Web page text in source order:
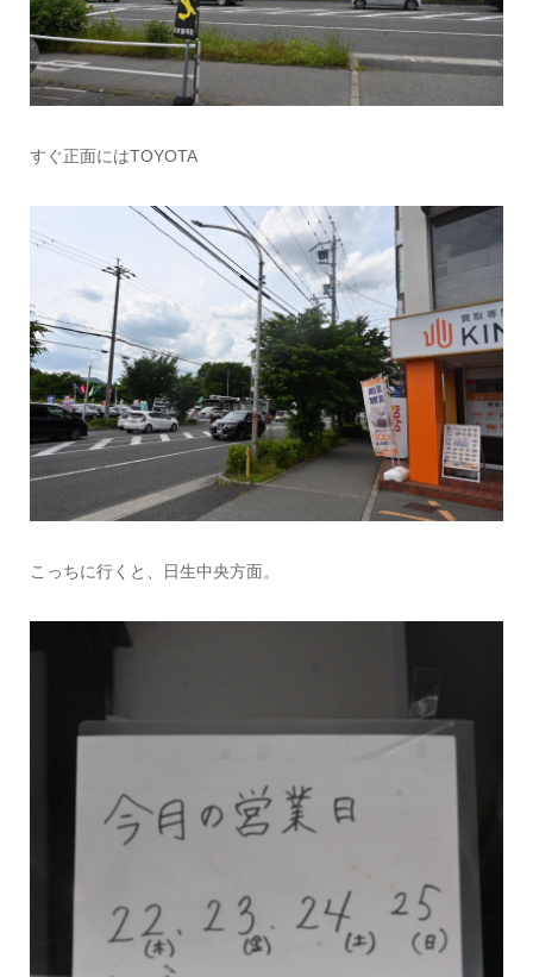
すぐ正面にはTOYOTA
こっちに行くと、日生中央方面。